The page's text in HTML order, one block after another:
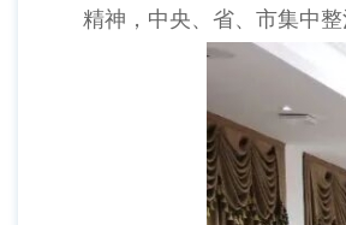
精神，中央、省、市集中